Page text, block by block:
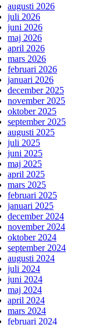
augusti 2026
juli 2026
juni 2026
maj 2026
april 2026
mars 2026
februari 2026
januari 2026
december 2025
november 2025
oktober 2025
september 2025
augusti 2025
juli 2025
juni 2025
maj 2025
april 2025
mars 2025
februari 2025
januari 2025
december 2024
november 2024
oktober 2024
september 2024
augusti 2024
juli 2024
juni 2024
maj 2024
april 2024
mars 2024
februari 2024